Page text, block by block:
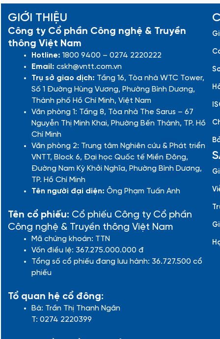
GIỚI THIỆU
Công ty Cổ phần Công nghệ & Truyền
thông Việt Nam
Hotline: 1800 9400 – 0274 2220222
Email: cskh@vntt.com.vn
Trụ sở giao dịch: Tầng 16, Tòa nhà WTC Tower,
Số 1 Đường Hùng Vương, Phường Bình Dương,
Thành phố Hồ Chí Minh, Việt Nam
Văn phòng 1: Tầng 8, Tòa nhà The Sarus – 67
Nguyễn Thị Minh Khai, Phường Bến Thành, TP. Hồ
Chí Minh
Văn phòng 2: Trung tâm Nghiên cứu & Phát triển
VNTT, Block 6, Đại học Quốc tế Miền Đông,
Đường Nam Kỳ Khởi Nghĩa, Phường Bình Dương,
TP. Hồ Chí Minh
Tên người đại diện: Ông Phạm Tuấn Anh
Tên cổ phiếu: Cổ phiếu Công ty Cổ phần
Công nghệ & Truyền thông Việt Nam
Mã chứng khoán: TTN
Vốn điều lệ: 367.275.000.000 đ
Tổng số cổ phiếu đang lưu hành: 36.727.500 cổ
phiếu
Tổ quan hệ cổ đông:
Bà: Trần Thị Thanh Ngân
T: 0274 2220399